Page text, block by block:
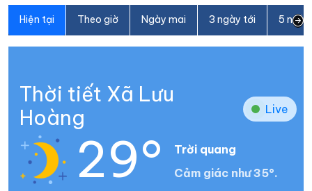
Hiện tại Theo giờ Ngày mai 3 ngày tới 5
Thời tiết Xã Lưu
Hoàng
Live
29°
Trời quang
Cảm giác như 35°.